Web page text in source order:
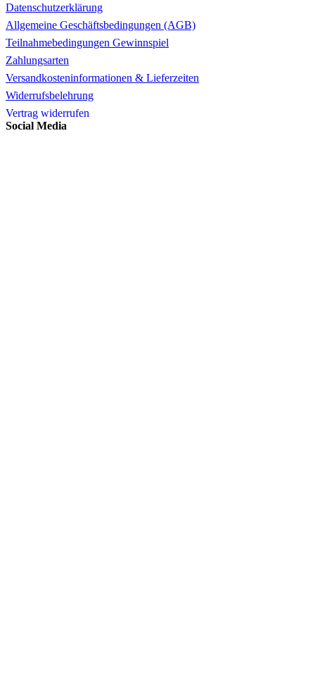
Datenschutzerklärung
Allgemeine Geschäftsbedingungen (AGB)
Teilnahmebedingungen Gewinnspiel
Zahlungsarten
Versandkosteninformationen & Lieferzeiten
Widerrufsbelehrung
Vertrag widerrufen
Social Media